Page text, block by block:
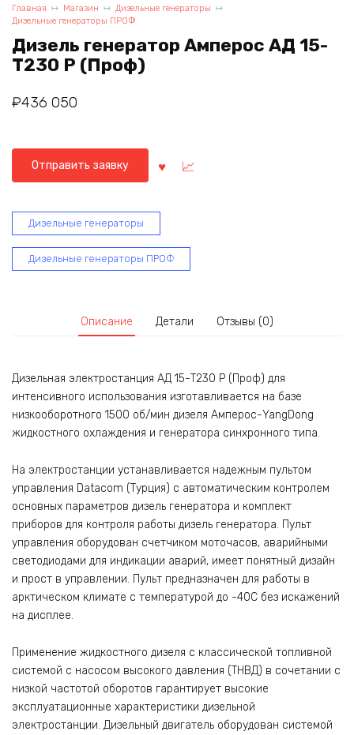
Главная Магазин
Дизельные генераторы
Дизельные генераторы ПРОФ
Дизель генератор Амперос АД 15-
Т230 Р (Проф)
₽436 050
Отправить заявку
Дизельные генераторы
Дизельные генераторы ПРОФ
Описание Детали Отзывы (0)
Дизельная электростанция АД 15-Т230 P (Проф) для
интенсивного использования изготавливается на базе
низкооборотного 1500 об/мин дизеля Амперос-YangDong
жидкостного охлаждения и генератора синхронного типа.
На электростанции устанавливается надежным пультом
управления Datacom (Турция) с автоматическим контролем
основных параметров дизель генератора и комплект
приборов для контроля работы дизель генератора. Пульт
управления оборудован счетчиком моточасов, аварийными
светодиодами для индикации аварий, имеет понятный дизайн
и прост в управлении. Пульт предназначен для работы в
арктическом климате с температурой до -40С без искажений
на дисплее.
Применение жидкостного дизеля с классической топливной
системой c насосом высокого давления (ТНВД) в сочетании с
низкой частотой оборотов гарантирует высокие
эксплуатационные характеристики дизельной
электростанции. Дизельный двигатель оборудован системой